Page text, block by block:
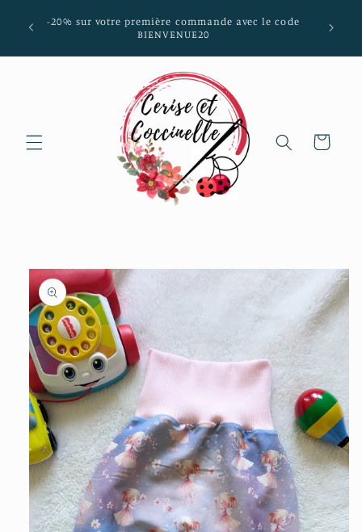
au
-20% sur votre première commande avec le code
BIENVENUE20
Panier
Passer aux
informations
produits